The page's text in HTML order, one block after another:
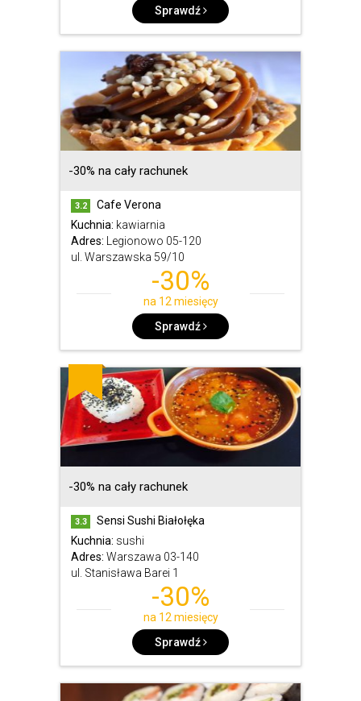
Sprawdź
-30% na cały rachunek
3.2
Cafe Verona
Kuchnia: kawiarnia
Adres:
Legionowo 05-120
ul. Warszawska 59/10
-30%
na 12 miesięcy
Sprawdź
-30% na cały rachunek
3.3
Sensi Sushi Białołęka
Kuchnia: sushi
Adres: Warszawa 03-140
ul. Stanisława Barei 1
-30%
na 12 miesięcy
Sprawdź